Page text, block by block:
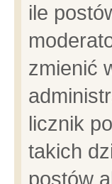
ile
zmienić
licznik
takich
postów